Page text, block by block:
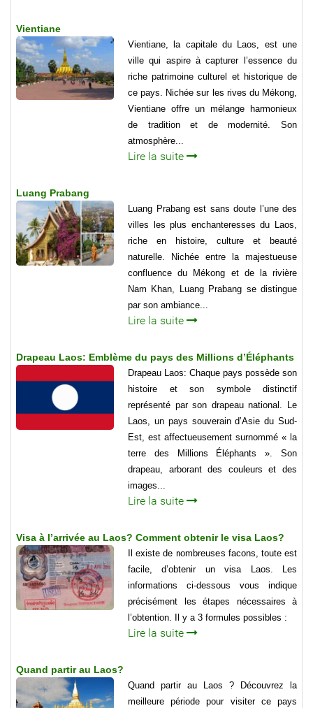
Vientiane
Vientiane, la capitale du Laos, est une
ville qui aspire à capturer l’essence du
riche patrimoine culturel et historique de
ce pays. Nichée sur les rives du Mékong,
Vientiane offre un mélange harmonieux
de tradition et de modernité. Son
atmosphère...
Lire la suite
Luang Prabang
Luang Prabang est sans doute l’une des
villes les plus enchanteresses du Laos,
riche en histoire, culture et beauté
naturelle. Nichée entre la majestueuse
confluence du Mékong et de la rivière
Nam Khan, Luang Prabang se distingue
par son ambiance...
Lire la suite
Drapeau Laos: Emblème du pays des Millions d’Éléphants
Drapeau Laos: Chaque pays possède son
histoire et son symbole distinctif
représenté par son drapeau national. Le
Laos, un pays souverain d’Asie du Sud-
Est, est affectueusement surnommé « la
terre des Millions Éléphants ». Son
drapeau, arborant des couleurs et des
images...
Lire la suite
Visa à l’arrivée au Laos? Comment obtenir le visa Laos?
Il existe de nombreuses facons, toute est
facile, d’obtenir un visa Laos. Les
informations ci-dessous vous indique
précisément les étapes nécessaires à
l’obtention. Il y a 3 formules possibles :
Lire la suite
Quand partir au Laos?
Quand partir au Laos ? Découvrez la
meilleure période pour visiter ce pays